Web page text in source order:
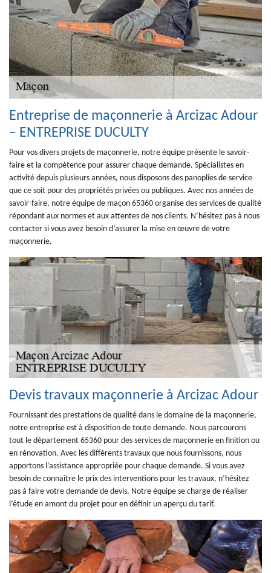
Entreprise de maçonnerie à Arcizac Adour
– ENTREPRISE DUCULTY
Pour vos divers projets de maçonnerie, notre équipe présente le savoir-
faire et la compétence pour assurer chaque demande. Spécialistes en
activité depuis plusieurs années, nous disposons des panoplies de service
que ce soit pour des propriétés privées ou publiques. Avec nos années de
savoir-faire, notre équipe de maçon 65360 organise des services de qualité
répondant aux normes et aux attentes de nos clients. N’hésitez pas à nous
contacter si vous avez besoin d’assurer la mise en œuvre de votre
maçonnerie.
Devis travaux maçonnerie à Arcizac Adour
Fournissant des prestations de qualité dans le domaine de la maçonnerie,
notre entreprise est à disposition de toute demande. Nous parcourons
tout le département 65360 pour des services de maçonnerie en finition ou
en rénovation. Avec les différents travaux que nous fournissons, nous
apportons l’assistance appropriée pour chaque demande. Si vous avez
besoin de connaître le prix des interventions pour les travaux, n’hésitez
pas à faire votre demande de devis. Notre équipe se charge de réaliser
l’étude en amont du projet pour en définir un aperçu du tarif.